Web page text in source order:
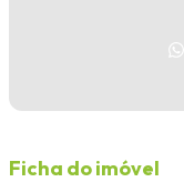
Ficha do imóvel